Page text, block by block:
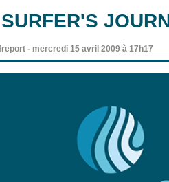
SURFER'S
- mercredi 15 avril 2009 à 17h17